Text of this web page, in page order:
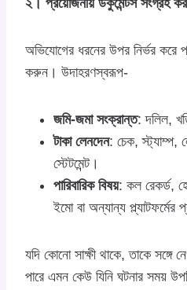
২। প্রয়োজনীয় ডকুমেন্টস সংগ্রহ
অভিযোগের ধরনের উপর নির্ভর
করুন। উদাহরণস্বরূপ-
জমি-জমা সংক্রান্ত: দলিল,
টাকা লেনদেন: চেক, স্ট্যাম্প,
স্টেটমেন্ট।
পারিবারিক বিষয়: কল রেকর্ড,
ইমো বা অন্যান্য প্ল্যাটফর্মের
যদি কোনো সাক্ষী থাকে, তাকে সঙ্গে
পারে এমন কেউ যিনি ঘটনার সময়